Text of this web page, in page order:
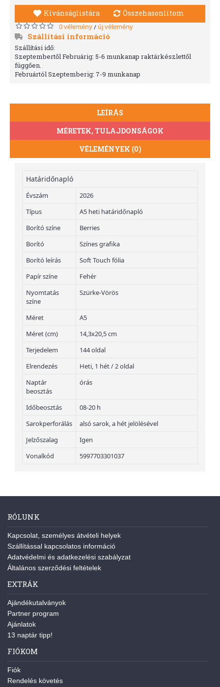
Kívánságlistára Összehasonlítom
0 vélemény/ új vélemény
Szállítási információ
Szállítási idő:
Szeptembertől Februárig: 5-6 munkanap raktárkészlettől
függően.
Februártól Szeptemberig: 7-9 munkanap
LEÍRÁS
MÉRETEK, TULAJDONSÁGOK
VÉLEMÉNYEK (0)
Határidőnapló
Évszám
2026
Típus
A5 heti határidőnapló
Borító színe
Berries
Borító
Színes grafika
Borító leírás
Soft Touch fólia
Papír színe
Fehér
Nyomtatás
színe
Szürke-Vörös
Méret
A5
Méret (cm)
14,3x20,5 cm
Terjedelem
144 oldal
Elrendezés
Heti, 1 hét / 2 oldal
Naptár
beosztás
órás
Időbeosztás
08-20 h
Sarokperforálás
alsó sarok, a hét jelölésével
Jelzőszalag
Igen
Vonalkód
5997703301037
RÓLUNK
Kapcsolat, személyes átvételi helyek
Szállítással kapcsolatos információ
Adatvédelmi és adatkezelési szabályzat
Általános szerződési feltételek
EXTRÁK
Ajándékutalványok
Partner program
Ajánlatok
13 naptár tipp!
FIÓKOM
Fiók
Rendelés követés